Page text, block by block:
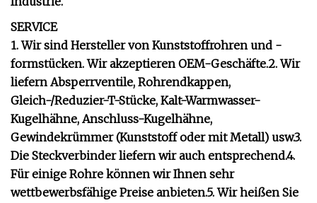
SERVICE
1. Wir sind Hersteller von Kunststoffrohren und -
formstücken. Wir akzeptieren OEM-Geschäfte.2. Wir
liefern Absperrventile, Rohrendkappen,
Gleich-/Reduzier-T-Stücke, Kalt-Warmwasser-
Kugelhähne, Anschluss-Kugelhähne,
Gewindekrümmer (Kunststoff oder mit Metall) usw.3.
Die Steckverbinder liefern wir auch entsprechend.4.
Für einige Rohre können wir Ihnen sehr
wettbewerbsfähige Preise anbieten.5. Wir heißen Sie